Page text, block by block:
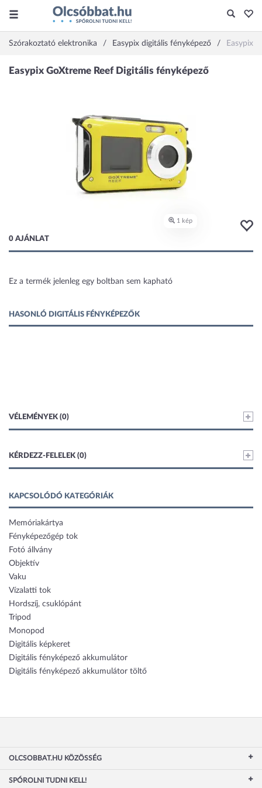
Szórakoztató elektronika Easypix digitális fényképező Easypix
0 AJÁNLAT
Ez a termék jelenleg egy boltban sem kapható
HASONLÓ DIGITÁLIS FÉNYKÉPEZŐK
VÉLEMÉNYEK (0)
KÉRDEZZ-FELELEK (0)
KAPCSOLÓDÓ KATEGÓRIÁK
Memóriakártya
Fényképezőgép tok
Fotó állvány
Objektív
Vaku
Vízalatti tok
Hordszíj, csuklópánt
Tripod
Monopod
Digitális képkeret
Digitális fényképező akkumulátor
Digitális fényképező akkumulátor töltő
OLCSOBBAT.HU KÖZÖSSÉG
SPÓROLNI TUDNI KELL!